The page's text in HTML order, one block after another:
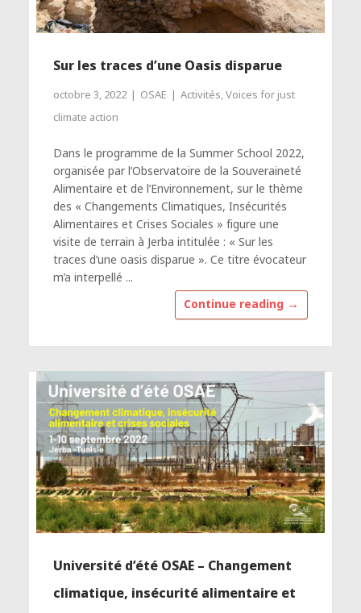
Sur les traces d’une Oasis disparue
octobre 3, 2022 OSAE Activités,Voices for just
climate action
Dans le programme de la Summer School 2022,
organisée par l’Observatoire de la Souveraineté
Alimentaire et de l’Environnement, sur le thème
des « Changements Climatiques, Insécurités
Alimentaires et Crises Sociales » figure une
visite de terrain à Jerba intitulée : « Sur les
traces d’une oasis disparue ». Ce titre évocateur
m’a interpellé ...
Continue reading →
Université d’été OSAE – Changement
climatique, insécurité alimentaire et